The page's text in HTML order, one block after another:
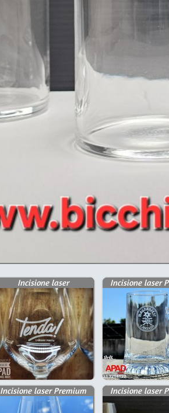
Incisione laser Incisione laser
Incisione laser Premium Incisione laser